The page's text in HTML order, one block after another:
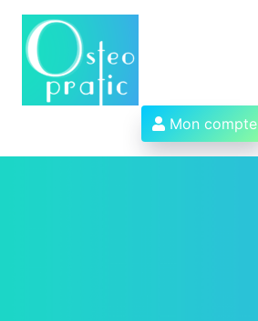
Aller
contenu
des
ostéopathes
et
Mon compte